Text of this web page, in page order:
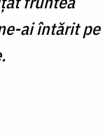
ai întărit pe